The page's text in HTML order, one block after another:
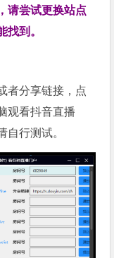
请尝试更换站点
找到。
者分享链接，点
观看抖音直播
自行测试。